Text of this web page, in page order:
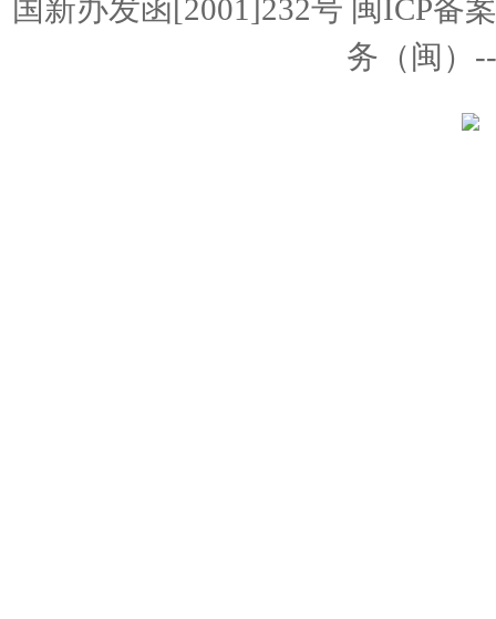
国新办发函[2001]232号 闽ICP备
务（闽）